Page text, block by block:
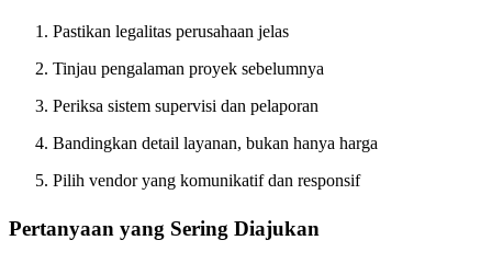
Pastikan legalitas perusahaan jelas
Tinjau pengalaman proyek sebelumnya
Periksa sistem supervisi dan pelaporan
Bandingkan detail layanan, bukan hanya harga
Pilih vendor yang komunikatif dan responsif
Pertanyaan yang Sering Diajukan